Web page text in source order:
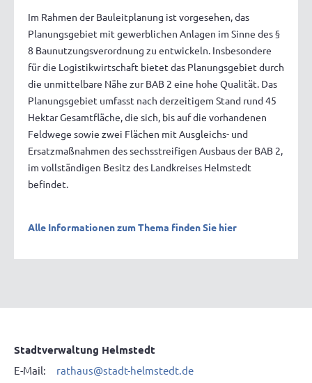
Im Rahmen der Bauleitplanung ist vorgesehen, das
Planungsgebiet mit gewerblichen Anlagen im Sinne des §
8 Baunutzungsverordnung zu entwickeln. Insbesondere
für die Logistikwirtschaft bietet das Planungsgebiet durch
die unmittelbare Nähe zur BAB 2 eine hohe Qualität. Das
Planungsgebiet umfasst nach derzeitigem Stand rund 45
Hektar Gesamtfläche, die sich, bis auf die vorhandenen
Feldwege sowie zwei Flächen mit Ausgleichs- und
Ersatzmaßnahmen des sechsstreifigen Ausbaus der BAB 2,
im vollständigen Besitz des Landkreises Helmstedt
befindet.
Alle Informationen zum Thema finden Sie hier
Stadtverwaltung Helmstedt
E-Mail: rathaus@stadt-helmstedt.de